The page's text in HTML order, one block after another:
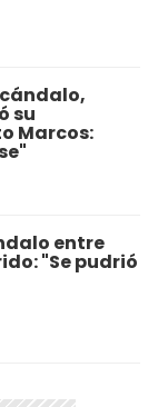
su
Marcos:
entre
"Se pudrió